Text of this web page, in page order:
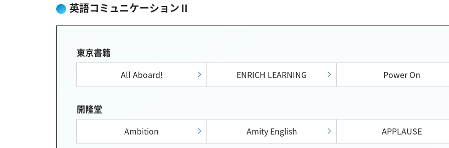
英語コミュニケーションⅡ
東京書籍
All Aboard! ENRICH LEARNING Power On
開隆堂
Ambition Amity English APPLAUSE